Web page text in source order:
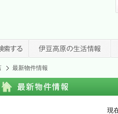
最新物件情報
現